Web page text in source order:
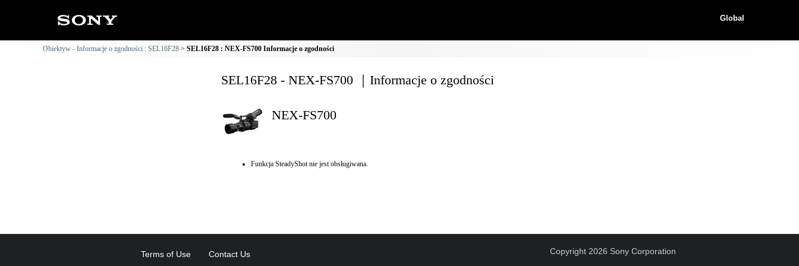
Global
Obiektyw - Informacje o zgodności : SEL16F28 SEL16F28 : NEX-FS700 Informacje o zgodności
SEL16F28 - NEX-FS700 ｜Informacje o zgodności
NEX-FS700
Funkcja SteadyShot nie jest obsługiwana.
Terms of Use Contact Us Copyright 2026 Sony Corporation